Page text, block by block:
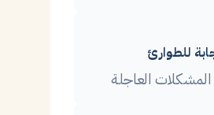
للطوارئ
العاجلة